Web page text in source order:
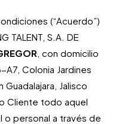
(“Acuerdo”)
TALENT, S.A. DE
, con domicilio
A7, Colonia Jardines
Guadalajara, Jalisco
Cliente todo aquel
personal a través de